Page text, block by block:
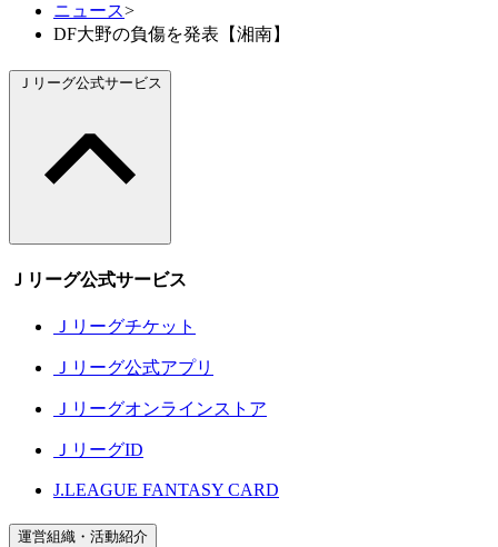
ニュース>
DF大野の負傷を発表【湘南】
Ｊリーグ公式サービス
Ｊリーグ公式サービス
Ｊリーグチケット
Ｊリーグ公式アプリ
Ｊリーグオンラインストア
ＪリーグID
J.LEAGUE FANTASY CARD
運営組織・活動紹介